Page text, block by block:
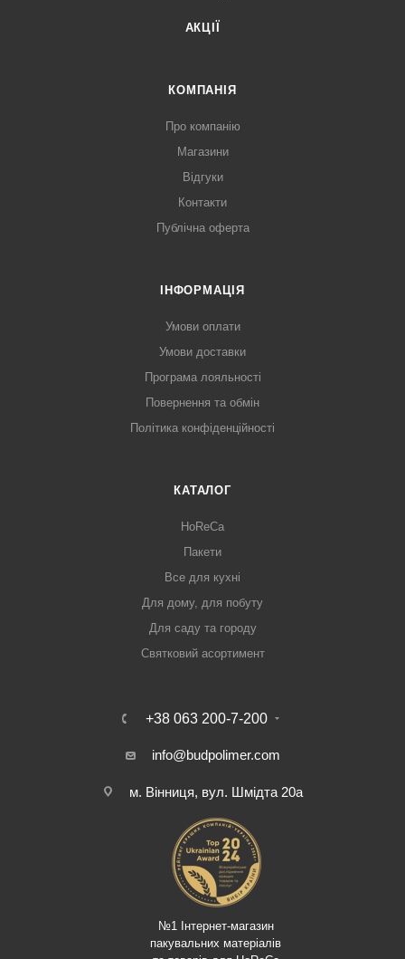
АКЦІЇ
КОМПАНІЯ
Про компанію
Магазини
Відгуки
Контакти
Публічна оферта
ІНФОРМАЦІЯ
Умови оплати
Умови доставки
Програма лояльності
Повернення та обмін
Політика конфіденційності
КАТАЛОГ
HoReCa
Пакети
Все для кухні
Для дому, для побуту
Для саду та городу
Святковий асортимент
+38 063 200-7-200
info@budpolimer.com
м. Вінниця, вул. Шмідта 20а
№1 Інтернет-магазин
пакувальних матеріалів